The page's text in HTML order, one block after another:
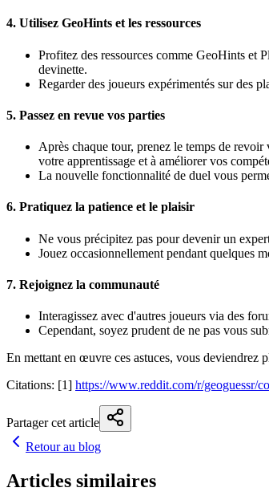
4. Utilisez GeoHints et les ressources
Profitez des ressources comme GeoHints et
devinette.
Regarder des joueurs expérimentés sur des
5. Passez en revue vos parties
Après chaque tour, prenez le temps de
votre apprentissage et à améliorer vos
La nouvelle fonctionnalité de duel vous
6. Pratiquez la patience et le plaisir
Ne vous précipitez pas pour devenir un
Jouez occasionnellement pendant quelques
7. Rejoignez la communauté
Interagissez avec d'autres joueurs via des
Cependant, soyez prudent de ne pas vous
En mettant en œuvre ces astuces, vous deviendrez
Citations: [1] https://www.reddit.com/r/geoguessr/
Partager cet article
Retour au blog
Articles similaires